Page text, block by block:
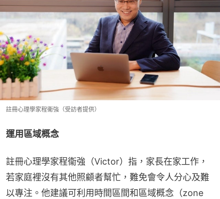
註冊心理學家程衞強（受訪者提供）
運用區域概念
註冊心理學家程衞強（Victor）指，家長在家工作，
若家庭裡沒有其他照顧者幫忙，難免會令人分心及難
以專注。他建議可利用時間區間和區域概念（zone